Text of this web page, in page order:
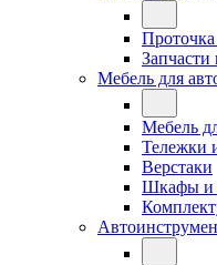
Проточка
Мебель для
Мебель
Тележки
Верстаки
Шкафы и